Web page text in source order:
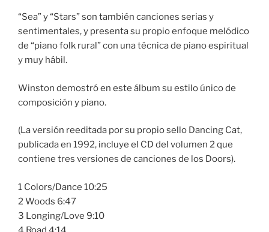
“Sea” y “Stars” son también canciones serias y
sentimentales, y presenta su propio enfoque melódico
de “piano folk rural” con una técnica de piano espiritual
y muy hábil.
Winston demostró en este álbum su estilo único de
composición y piano.
(La versión reeditada por su propio sello Dancing Cat,
publicada en 1992, incluye el CD del volumen 2 que
contiene tres versiones de canciones de los Doors).
1 Colors/Dance 10:25
2 Woods 6:47
3 Longing/Love 9:10